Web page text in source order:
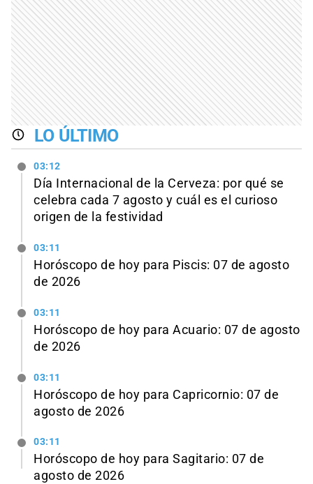
LO ÚLTIMO
03:12
Día Internacional de la Cerveza: por qué se
celebra cada 7 agosto y cuál es el curioso
origen de la festividad
03:11
Horóscopo de hoy para Piscis: 07 de agosto
de 2026
03:11
Horóscopo de hoy para Acuario: 07 de agosto
de 2026
03:11
Horóscopo de hoy para Capricornio: 07 de
agosto de 2026
03:11
Horóscopo de hoy para Sagitario: 07 de
agosto de 2026